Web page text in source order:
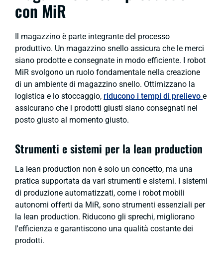
con MiR
Il magazzino è parte integrante del processo
produttivo. Un magazzino snello assicura che le merci
siano prodotte e consegnate in modo efficiente. I robot
MiR svolgono un ruolo fondamentale nella creazione
di un ambiente di magazzino snello. Ottimizzano la
logistica e lo stoccaggio, riducono i tempi di prelievo e
assicurano che i prodotti giusti siano consegnati nel
posto giusto al momento giusto.
Strumenti e sistemi per la lean production
La lean production non è solo un concetto, ma una
pratica supportata da vari strumenti e sistemi. I sistemi
di produzione automatizzati, come i robot mobili
autonomi offerti da MiR, sono strumenti essenziali per
la lean production. Riducono gli sprechi, migliorano
l'efficienza e garantiscono una qualità costante dei
prodotti.